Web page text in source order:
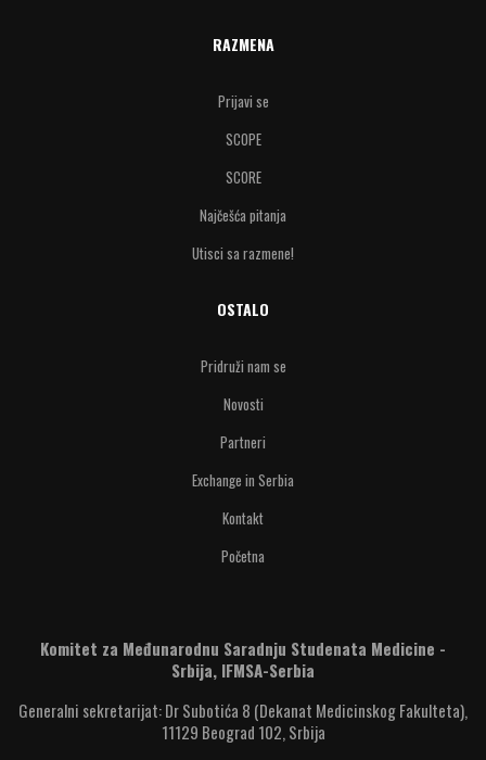
RAZMENA
Prijavi se
SCOPE
SCORE
Najčešća pitanja
Utisci sa razmene!
OSTALO
Pridruži nam se
Novosti
Partneri
Exchange in Serbia
Kontakt
Početna
Komitet za Međunarodnu Saradnju Studenata Medicine -
Srbija, IFMSA-Serbia
Generalni sekretarijat: Dr Subotića 8 (Dekanat Medicinskog Fakulteta),
11129 Beograd 102, Srbija